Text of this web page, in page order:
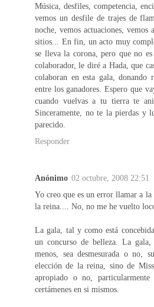
Música, desfiles, competencia,
vemos un desfile de trajes de
noche, vemos actuaciones,
sitios... En fin, un acto muy
se lleva la corona, pero que no
colaborador, le diré a Hada, que
colaboran en esta gala, donando
entre los ganadores. Espero que
cuando vuelvas a tu tierra te
Sinceramente, no te la pierdas y
parecido.
Responder
Anónimo 02 octubre, 2008 22:51
Yo creo que es un error llamar a
la reina.... No, no me he vuelto
La gala, tal y como está
un concurso de belleza. La
menos, sea desmesurada o no,
elección de la reina, sino de
apropiado o no,
certámenes en si mismos.